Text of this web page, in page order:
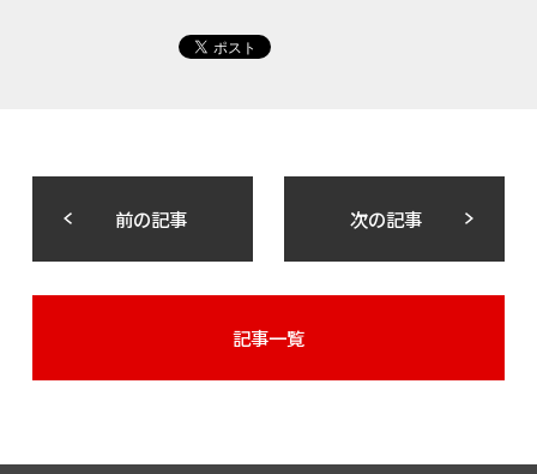
前の記事 次の記事
記事一覧